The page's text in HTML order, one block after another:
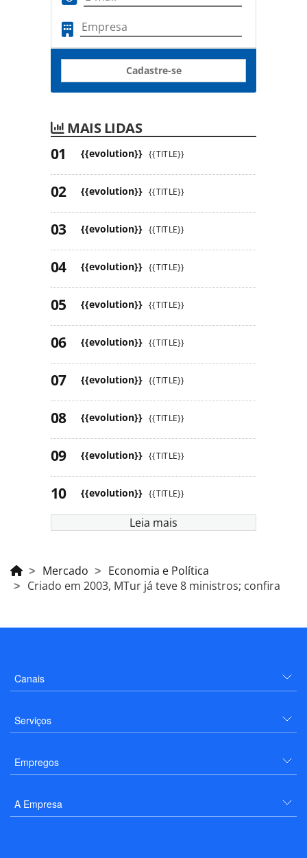
Cadastre-se
MAIS LIDAS
{{evolution}} {{TITLE}}
{{evolution}} {{TITLE}}
{{evolution}} {{TITLE}}
{{evolution}} {{TITLE}}
{{evolution}} {{TITLE}}
{{evolution}} {{TITLE}}
{{evolution}} {{TITLE}}
{{evolution}} {{TITLE}}
{{evolution}} {{TITLE}}
{{evolution}} {{TITLE}}
Leia mais
Mercado
Economia e Política
Criado em 2003, MTur já teve 8 ministros; confira
Canais
Serviços
Empregos
A Empresa